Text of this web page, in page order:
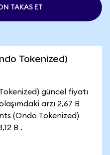
TAKAS ET
Tokenized)
güncel fiyatı
arzı 2,67 B
(Ondo Tokenized)
B .